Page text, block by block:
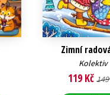
Zimní
Kolektiv
119 Kč